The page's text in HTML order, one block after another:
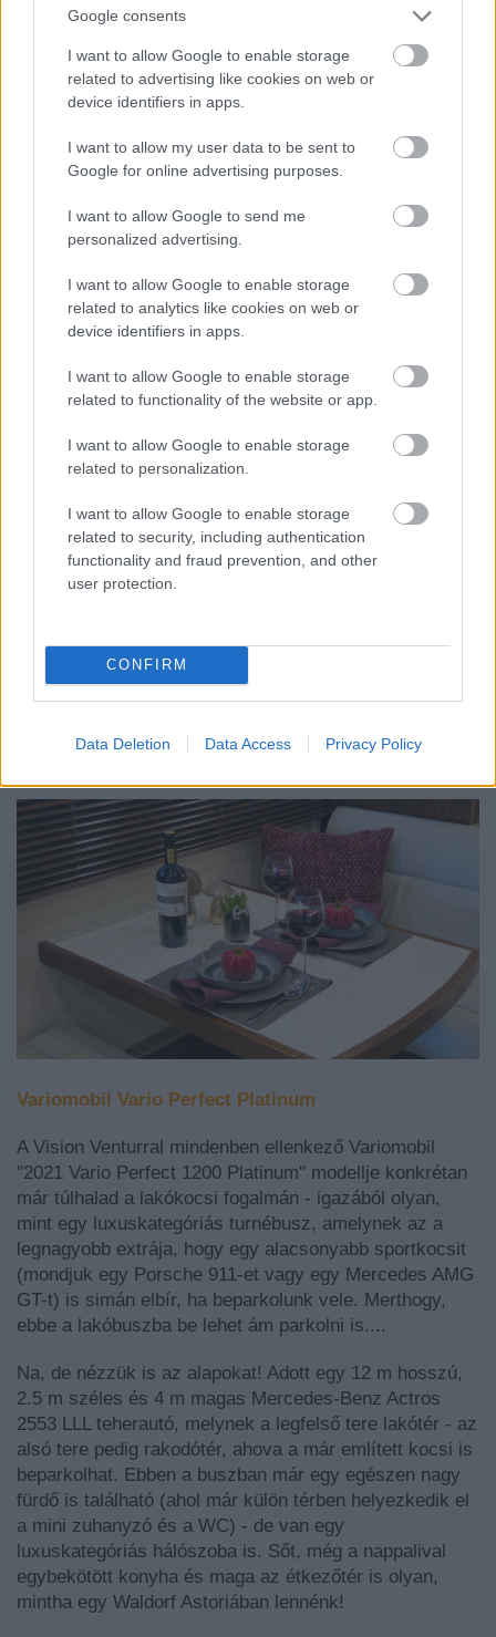
Google consents
I want to allow Google to enable storage
related to advertising like cookies on web or
device identifiers in apps.
I want to allow my user data to be sent to
Google for online advertising purposes.
I want to allow Google to send me
personalized advertising.
I want to allow Google to enable storage
related to analytics like cookies on web or
device identifiers in apps.
I want to allow Google to enable storage
related to functionality of the website or app.
I want to allow Google to enable storage
related to personalization.
I want to allow Google to enable storage
related to security, including authentication
functionality and fraud prevention, and other
user protection.
CONFIRM
Data Deletion Data Access Privacy Policy
Variomobil Vario Perfect Platinum
A Vision Venturral mindenben ellenkező Variomobil
"2021 Vario Perfect 1200 Platinum" modellje konkrétan
már túlhalad a lakókocsi fogalmán - igazából olyan,
mint egy luxuskategóriás turnébusz, amelynek az a
legnagyobb extrája, hogy egy alacsonyabb sportkocsit
(mondjuk egy Porsche 911-et vagy egy Mercedes AMG
GT-t) is simán elbír, ha beparkolunk vele. Merthogy,
ebbe a lakóbuszba be lehet ám parkolni is....
Na, de nézzük is az alapokat! Adott egy 12 m hosszú,
2.5 m széles és 4 m magas Mercedes-Benz Actros
2553 LLL teherautó, melynek a legfelső tere lakótér - az
alsó tere pedig rakodótér, ahova a már említett kocsi is
beparkolhat. Ebben a buszban már egy egészen nagy
fürdő is található (ahol már külön térben helyezkedik el
a mini zuhanyzó és a WC) - de van egy
luxuskategóriás hálószoba is. Sőt, még a nappalival
egybekötött konyha és maga az étkezőtér is olyan,
mintha egy Waldorf Astoriában lennénk!